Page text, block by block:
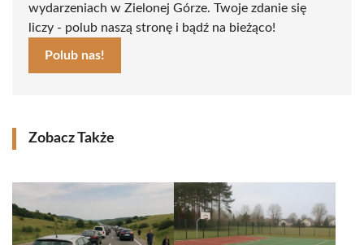
wydarzeniach w Zielonej Górze. Twoje zdanie się
liczy - polub naszą stronę i bądź na bieżąco!
Polub nas!
Zobacz Także